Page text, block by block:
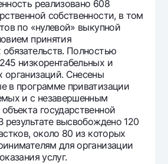
реализовано 608
собственности, в том
по «нулевой» выкупной
принятия
Полностью
низкорентабельных и
организаций. Снесены
в программе приватизации
и с незавершенным
государственной
результате высвобождено 120
около 80 из которых
для организации
услуг.